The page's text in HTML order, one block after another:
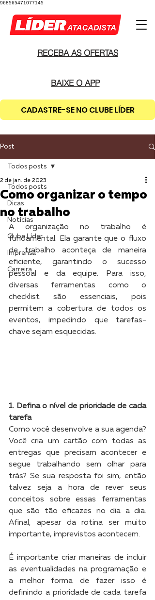
968565471077145
RECEBA AS OFERTAS
BAIXE O APP
CADASTRE-SE NO CLUBE LÍDER
Post
Todos posts
Dicas
Notícias
Clube Líder
Imprensa
Carreira
Todos posts
Como organizar o tempo
no trabalho
2 de jan. de 2023
A organização no trabalho é
fundamental. Ela garante que o fluxo
de trabalho aconteça de maneira
eficiente, garantindo o sucesso
pessoal e da equipe. Para isso,
diversas ferramentas como o
checklist são essenciais, pois
permitem a cobertura de todos os
eventos, impedindo que tarefas-
chave sejam esquecidas.
1. Defina o nível de prioridade de cada
tarefa
Como você desenvolve a sua agenda?
Você cria um cartão com todas as
entregas que precisam acontecer e
segue trabalhando sem olhar para
trás? Se sua resposta foi sim, então
talvez seja a hora de rever seus
conceitos sobre essas ferramentas
que são tão eficazes no dia a dia.
Afinal, apesar da rotina ser muito
importante, imprevistos acontecem.
É importante criar maneiras de incluir
as eventualidades na programação e
a melhor forma de fazer isso é
definindo a prioridade de cada tarefa